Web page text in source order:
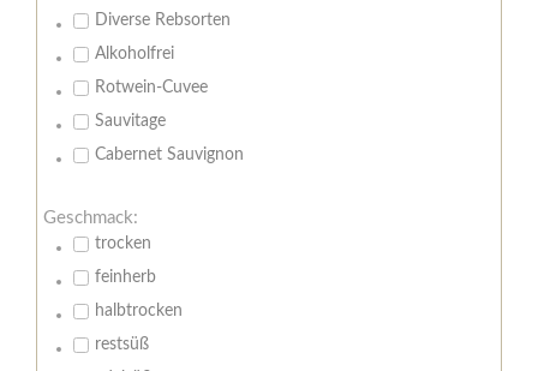
Diverse Rebsorten
Alkoholfrei
Rotwein-Cuvee
Sauvitage
Cabernet Sauvignon
Geschmack:
trocken
feinherb
halbtrocken
restsüß